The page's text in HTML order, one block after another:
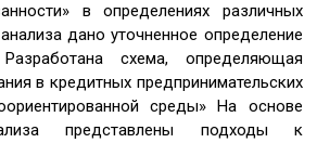
в определениях различных
дано уточненное определение
схема, определяющая
в кредитных предпринимательских
среды» На основе
представлены подходы к